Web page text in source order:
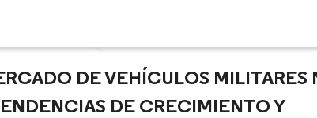
DE VEHÍCULOS MILITARES
DE CRECIMIENTO Y